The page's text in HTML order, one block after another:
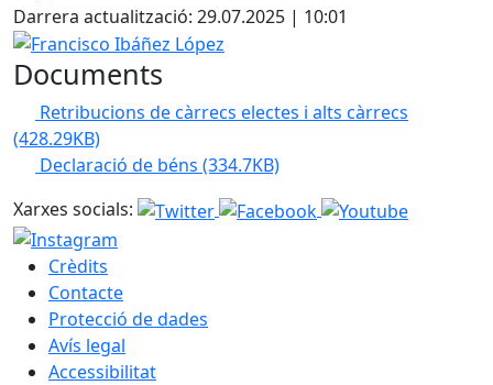
Darrera actualització: 29.07.2025 | 10:01
Francisco Ibáñez López
Documents
Retribucions de càrrecs electes i alts càrrecs
(428.29KB)
Declaració de béns (334.7KB)
Xarxes socials:
Crèdits
Contacte
Protecció de dades
Avís legal
Accessibilitat